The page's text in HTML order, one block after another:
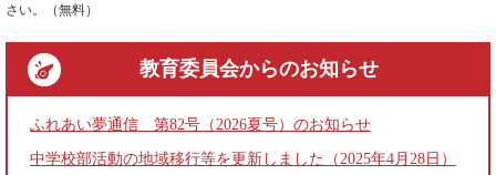
さい。（無料）
教育委員会からのお知らせ
ふれあい夢通信 第82号（2026夏号）のお知らせ
中学校部活動の地域移行等を更新しました（2025年4月28日）